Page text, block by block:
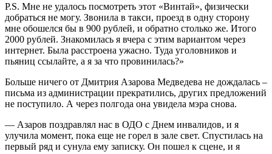
P.S. Мне не удалось посмотреть этот «Винтай», физически
добраться не могу. Звонила в такси, проезд в одну сторону
мне обошелся бы в 900 рублей, и обратно столько же. Итого
2000 рублей. Знакомилась я вчера с этим вариантом через
интернет. Была расстроена ужасно. Туда уголовников и
пьяниц ссылайте, а я за что провинилась?»
Больше ничего от Дмитрия Азарова Медведева не дождалась –
письма из администрации прекратились, других предложений
не поступило. А через полгода она увидела мэра снова.
— Азаров поздравлял нас в ОДО с Днем инвалидов, и я
улучила момент, пока еще не горел в зале свет. Спустилась на
первый ряд и сунула ему записку. Он пошел к сцене, и я